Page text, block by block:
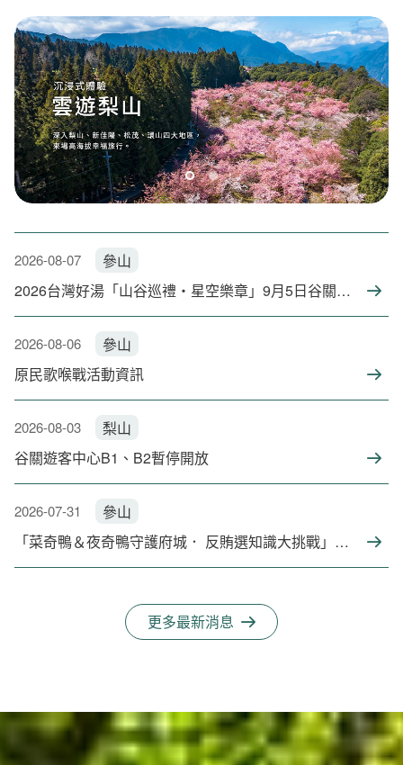
2026-08-07
參山
2026台灣好湯「山谷巡禮・星空樂章」9月5日谷關登場 超值部落健行遊程即起報名享溫泉飯店住宿優惠
2026-08-06
參山
原民歌喉戰活動資訊
2026-08-03
梨山
谷關遊客中心B1、B2暫停開放
2026-07-31
參山
「菜奇鴨＆夜奇鴨守護府城． 反賄選知識大挑戰」網路有獎徵答活動
更多最新消息